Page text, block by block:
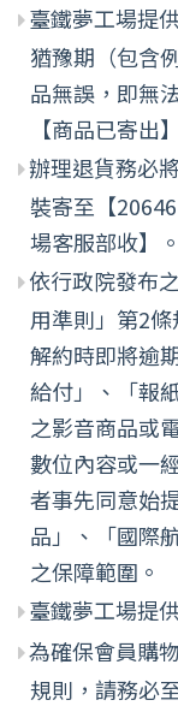
臺鐵夢工場提
猶豫期（包含
品無誤，即無
【商品已寄出
辦理退貨務必
裝寄至【
場客服部收】。
依行政院發布
用準則」第2
解約時即將逾
給付」、「報
之影音商品或
數位內容或一
者事先同意始
品」、「國際
之保障範圍。
臺鐵夢工場提
為確保會員購
規則，請務必